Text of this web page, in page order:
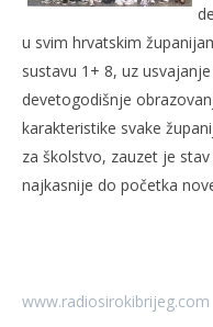
u svim hrvatskim
sustavu 1+ 8, uz
devetogodišnje
karakteristike svake
za školstvo, zauzet je
najkasnije do početka
www.radiosirokibrijeg.com